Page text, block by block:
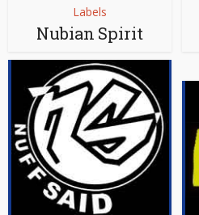
Labels
Nubian Spirit